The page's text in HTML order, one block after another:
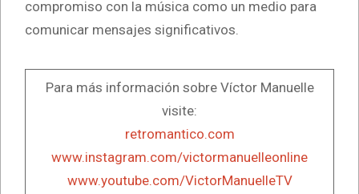
compromiso con la música como un medio para
comunicar mensajes significativos.
Para más información sobre Víctor Manuelle
visite:
retromantico.com
www.instagram.com/victormanuelleonline
www.youtube.com/VictorManuelleTV